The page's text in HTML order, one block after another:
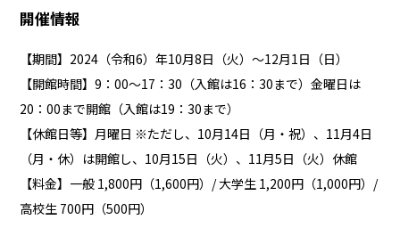
開催情報
【期間】2024（令和6）年10月8日（火）～12月1日（日）
【開館時間】9：00～17：30（入館は16：30まで）金曜日は
20：00まで開館（入館は19：30まで）
【休館日等】月曜日 ※ただし、10月14日（月・祝）、11月4日
（月・休）は開館し、10月15日（火）、11月5日（火）休館
【料金】一般 1,800円（1,600円）/ 大学生 1,200円（1,000円）/
高校生 700円（500円）